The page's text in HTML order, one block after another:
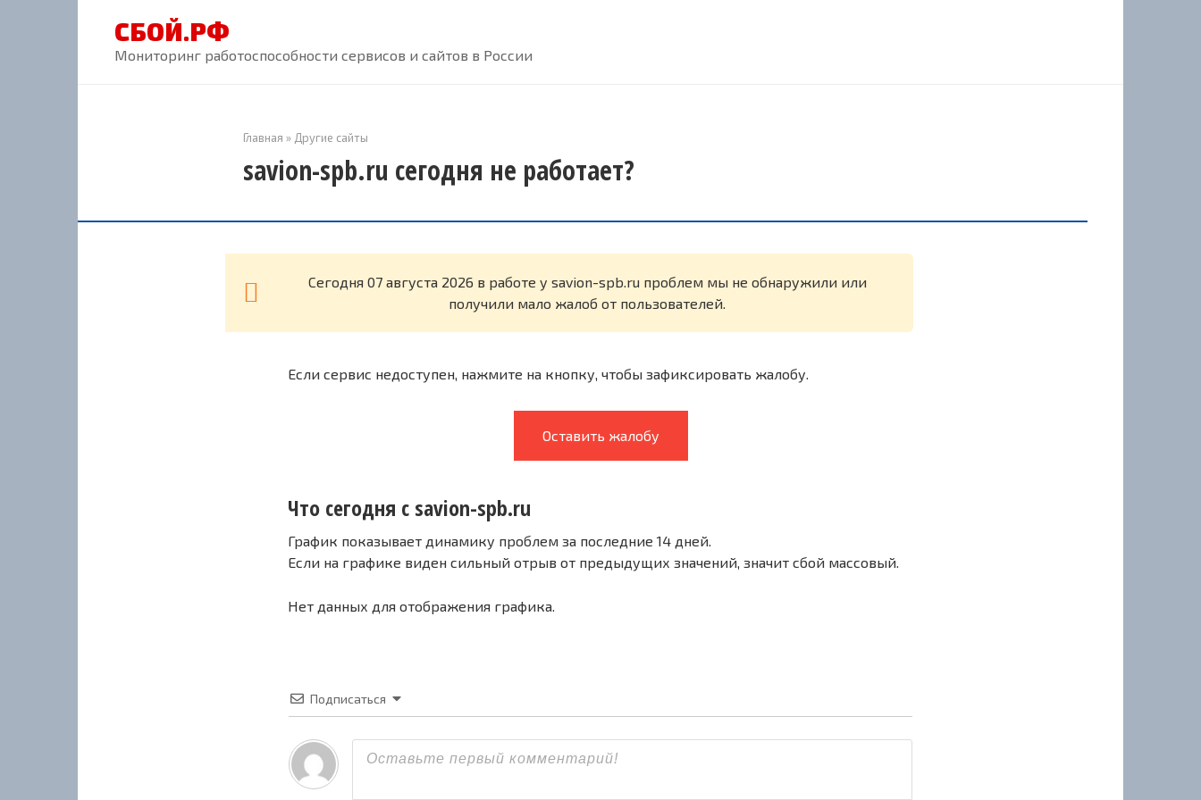
СБОЙ.РФ
Мониторинг работоспособности сервисов и сайтов в России
Главная » Другие сайты
savion-spb.ru сегодня не работает?
Cегодня 07 августа 2026 в работе у savion-spb.ru проблем мы не обнаружили или
получили мало жалоб от пользователей.
Если сервис недоступен, нажмите на кнопку, чтобы зафиксировать жалобу.
Оставить жалобу
Что сегодня с savion-spb.ru
График показывает динамику проблем за последние 14 дней.
Если на графике виден сильный отрыв от предыдущих значений, значит сбой массовый.
Нет данных для отображения графика.
Подписаться